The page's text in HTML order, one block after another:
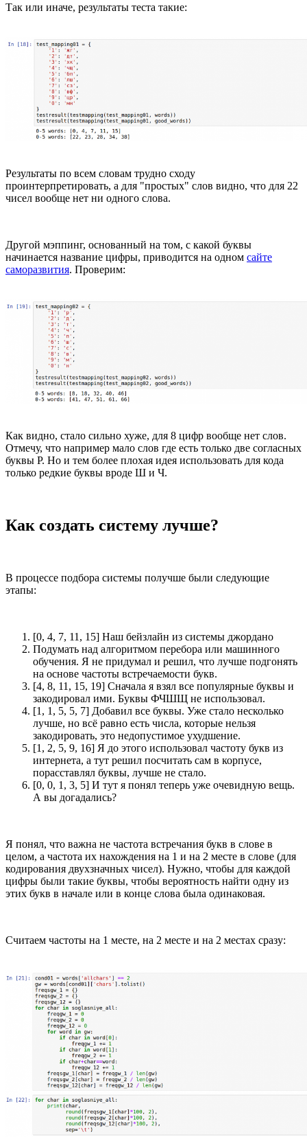
Так или иначе, результаты теста такие:
Результаты по всем словам трудно сходу
проинтерпретировать, а для "простых" слов видно, что для 22
чисел вообще нет ни одного слова.
Другой мэппинг, основанный на том, с какой буквы
начинается название цифры, приводится на одном сайте
саморазвития. Проверим:
Как видно, стало сильно хуже, для 8 цифр вообще нет слов.
Отмечу, что например мало слов где есть только две согласных
буквы Р. Но и тем более плохая идея использовать для кода
только редкие буквы вроде Ш и Ч.
Как создать систему лучше?
В процессе подбора системы получше были следующие
этапы:
[0, 4, 7, 11, 15] Наш бейзлайн из системы джордано
Подумать над алгоритмом перебора или машинного
обучения. Я не придумал и решил, что лучше подгонять
на основе частоты встречаемости букв.
[4, 8, 11, 15, 19] Сначала я взял все популярные буквы и
закодировал ими. Буквы ФЧШЩ не использовал.
[1, 1, 5, 5, 7] Добавил все буквы. Уже стало несколько
лучше, но всё равно есть числа, которые нельзя
закодировать, это недопустимое ухудшение.
[1, 2, 5, 9, 16] Я до этого использовал частоту букв из
интернета, а тут решил посчитать сам в корпусе,
порасставлял буквы, лучше не стало.
[0, 0, 1, 3, 5] И тут я понял теперь уже очевидную вещь.
А вы догадались?
Я понял, что важна не частота встречания букв в слове в
целом, а частота их нахождения на 1 и на 2 месте в слове (для
кодирования двухзначных чисел). Нужно, чтобы для каждой
цифры были такие буквы, чтобы вероятность найти одну из
этих букв в начале или в конце слова была одинаковая.
Считаем частоты на 1 месте, на 2 месте и на 2 местах сразу: